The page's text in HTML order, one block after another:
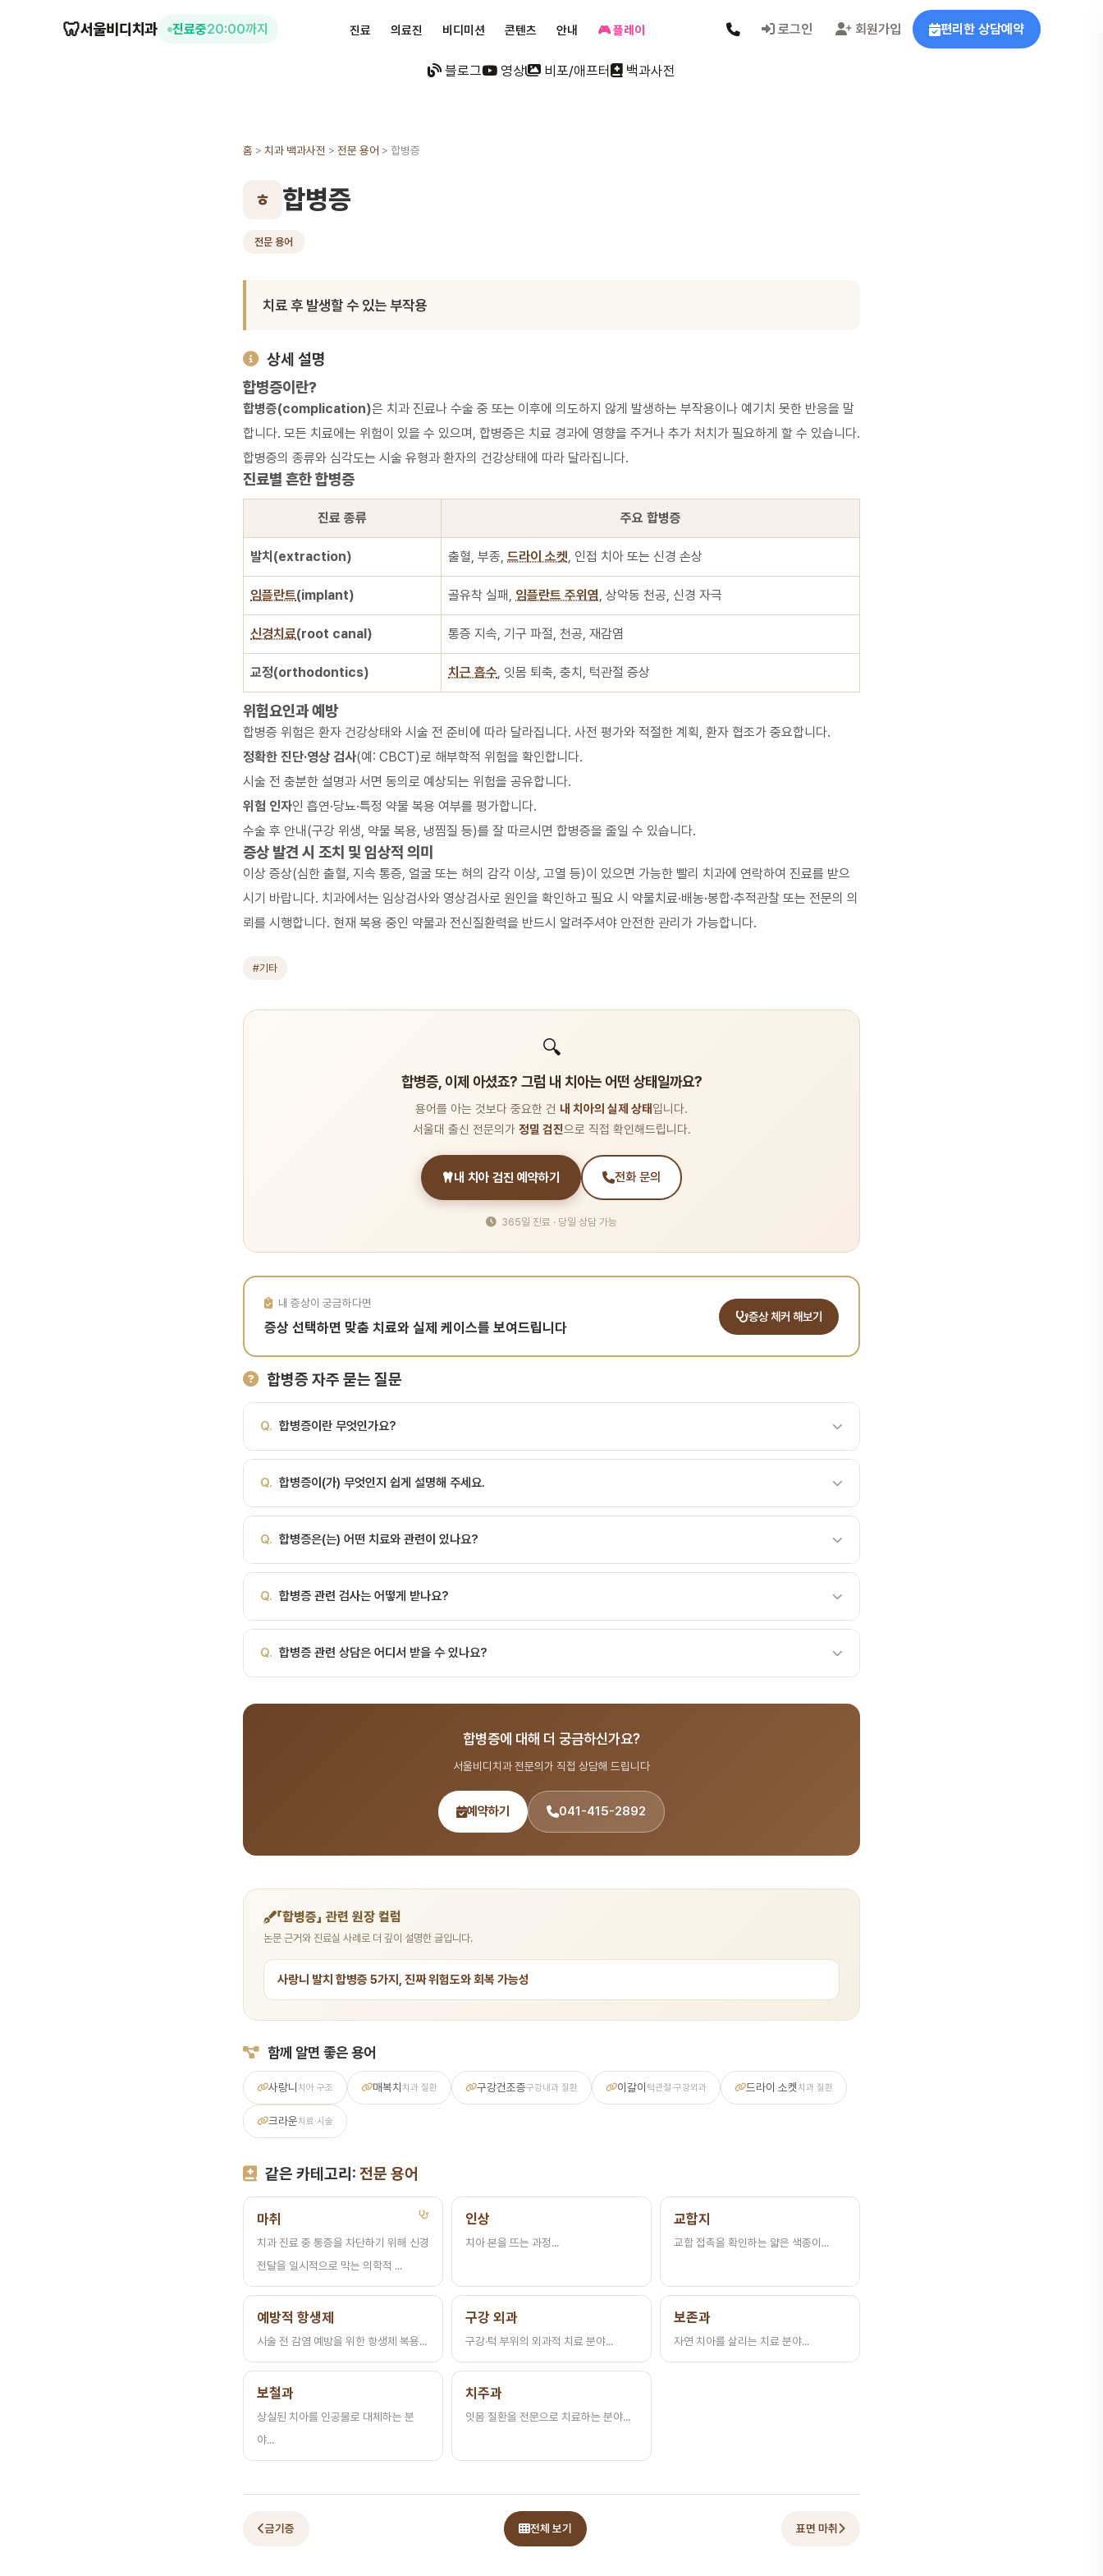
🦷서울비디치과 진료중20:00까지 진료 의료진 비디미션 콘텐츠 안내 🎮 플레이 로그인 회원가입 편리한 상담예약
블로그 영상 비포/애프터 백과사전
홈 > 치과 백과사전 > 전문 용어 > 합병증
ㅎ 합병증
전문 용어
치료 후 발생할 수 있는 부작용
상세 설명
합병증이란?
합병증(complication)은 치과 진료나 수술 중 또는 이후에 의도하지 않게 발생하는 부작용이나 예기치 못한 반응을 말
합니다. 모든 치료에는 위험이 있을 수 있으며, 합병증은 치료 경과에 영향을 주거나 추가 처치가 필요하게 할 수 있습니다.
합병증의 종류와 심각도는 시술 유형과 환자의 건강상태에 따라 달라집니다.
진료별 흔한 합병증
진료 종류 주요 합병증
발치(extraction) 출혈, 부종, 드라이 소켓, 인접 치아 또는 신경 손상
임플란트(implant) 골유착 실패, 임플란트 주위염, 상악동 천공, 신경 자극
신경치료(root canal) 통증 지속, 기구 파절, 천공, 재감염
교정(orthodontics) 치근 흡수, 잇몸 퇴축, 충치, 턱관절 증상
위험요인과 예방
합병증 위험은 환자 건강상태와 시술 전 준비에 따라 달라집니다. 사전 평가와 적절한 계획, 환자 협조가 중요합니다.
정확한 진단·영상 검사(예: CBCT)로 해부학적 위험을 확인합니다.
시술 전 충분한 설명과 서면 동의로 예상되는 위험을 공유합니다.
위험 인자인 흡연·당뇨·특정 약물 복용 여부를 평가합니다.
수술 후 안내(구강 위생, 약물 복용, 냉찜질 등)를 잘 따르시면 합병증을 줄일 수 있습니다.
증상 발견 시 조치 및 임상적 의미
이상 증상(심한 출혈, 지속 통증, 얼굴 또는 혀의 감각 이상, 고열 등)이 있으면 가능한 빨리 치과에 연락하여 진료를 받으
시기 바랍니다. 치과에서는 임상검사와 영상검사로 원인을 확인하고 필요 시 약물치료·배농·봉합·추적관찰 또는 전문의 의
뢰를 시행합니다. 현재 복용 중인 약물과 전신질환력을 반드시 알려주셔야 안전한 관리가 가능합니다.
#기타
🔍
합병증, 이제 아셨죠? 그럼 내 치아는 어떤 상태일까요?
용어를 아는 것보다 중요한 건 내 치아의 실제 상태 입니다.
서울대 출신 전문의가 정밀 검진으로 직접 확인해드립니다.
내 치아 검진 예약하기 전화 문의
365일 진료 · 당일 상담 가능
내 증상이 궁금하다면
증상 선택하면 맞춤 치료와 실제 케이스를 보여드립니다
증상 체커 해보기
합병증 자주 묻는 질문
Q. 합병증이란 무엇인가요?
는 부작용이나 예기치 못한 반응을 말합니다. 모든 치료에는 위험이 있을 수 있으며, 합병증은 치료 경과에 영향을 주거나 추가 처치
가 필요하게 할 수 있습니다. 합병증의 종류와 심각도는 시술 유형과 환자의 건강상태에 따라 달라집니다. 진료별 흔한 합병증 진료
종류 주요 합병증 발치(extraction) 출혈, 부종, 드라이 소켓, 인접 치아 또는 신경 손상 임플란트(implant) 골유착 실패, 임플란트
퇴축, 충치, 턱관절 증상 위험요인과 예방 합병증 위험은 …
Q. 합병증이(가) 무엇인지 쉽게 설명해 주세요.
않게 발생하는 부작용이나 예기치 못한 반응을 말합니다. 모든 치료에는 위험이 있을 수 있으며, 합병증은 치료 경과에 영향을 주거
나 추가 처치가 필요하게 할 수 있습니다. 합병증의 종류와 심각도는 시술 유형과 환자의 건강상태에 따라 달라집니다. 진료별 흔한
합병증 진료 종류 주요 합병증 발치(extraction) 출혈, 부종, 드라이 소켓, 인접 치아 또는 신경 손상 임플란트(implant) 골유착 실
록 설명해 드립니다.
Q. 합병증은(는) 어떤 치료와 관련이 있나요?
히 안내해 드립니다.
Q. 합병증 관련 검사는 어떻게 받나요?
계획을 수립합니다.
Q. 합병증 관련 상담은 어디서 받을 수 있나요?
합병증에 대해 더 궁금하신가요?
서울비디치과 전문의가 직접 상담해 드립니다
예약하기 041-415-2892
「합병증」 관련 원장 컬럼
논문 근거와 진료실 사례로 더 깊이 설명한 글입니다.
사랑니 발치 합병증 5가지, 진짜 위험도와 회복 가능성
함께 알면 좋은 용어
사랑니 치아 구조 매복치 치과 질환 구강건조증구강내과 질환 이갈이 턱관절·구강외과 드라이 소켓 치과 질환
크라운치료·시술
같은 카테고리: 전문 용어
마취
치과 진료 중 통증을 차단하기 위해 신경
전달을 일시적으로 막는 의학적 ...
인상
치아 본을 뜨는 과정...
교합지
교합 접촉을 확인하는 얇은 색종이...
예방적 항생제
시술 전 감염 예방을 위한 항생제 복용...
구강 외과
구강·턱 부위의 외과적 치료 분야...
보존과
자연 치아를 살리는 치료 분야...
보철과
상실된 치아를 인공물로 대체하는 분
야...
치주과
잇몸 질환을 전문으로 치료하는 분야...
금기증 전체 보기 표면 마취